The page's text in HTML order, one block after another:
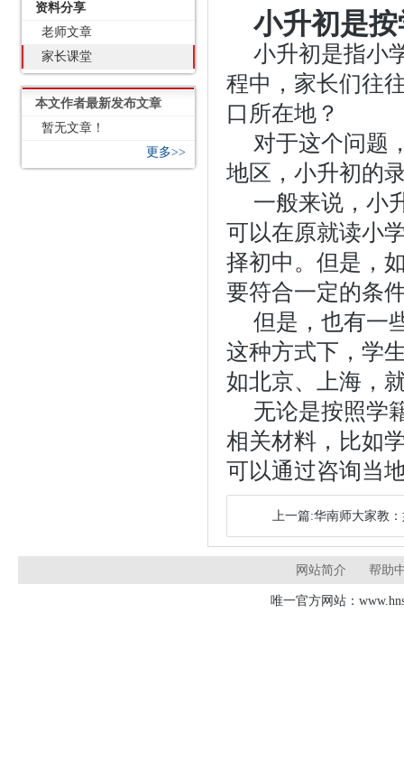
资料分享
老师文章
家长课堂
本文作者最新发布文章
暂无文章！
更多>>
小升初是
小升初是指小
程中，家长们往
口所在地？
对于这个问题
地区，小升初的
一般来说，小
可以在原就读小
择初中。但是，
要符合一定的条
但是，也有一
这种方式下，学
如北京、上海，
无论是按照学
相关材料，比如
可以通过咨询当
上一篇:华南师大家教
网站简介 帮助
唯一官方网站：